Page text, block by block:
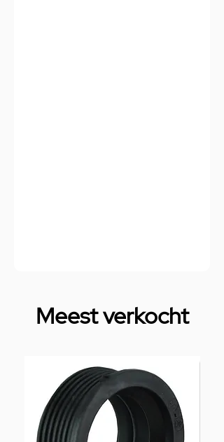
Meest verkocht